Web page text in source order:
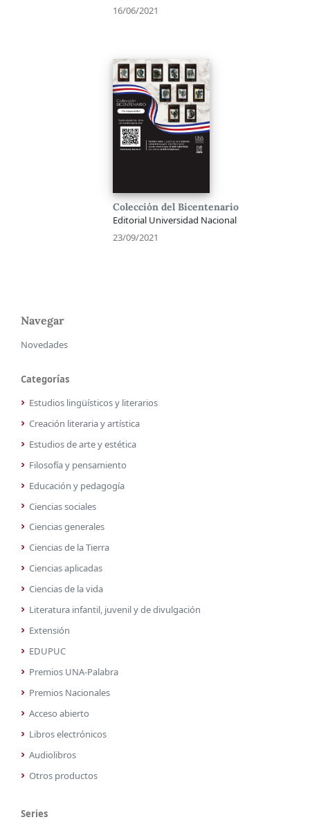
16/06/2021
Colección del Bicentenario
Editorial Universidad Nacional
23/09/2021
Navegar
Novedades
Categorías
Estudios lingüísticos y literarios
Creación literaria y artística
Estudios de arte y estética
Filosofía y pensamiento
Educación y pedagogía
Ciencias sociales
Ciencias generales
Ciencias de la Tierra
Ciencias aplicadas
Ciencias de la vida
Literatura infantil, juvenil y de divulgación
Extensión
EDUPUC
Premios UNA-Palabra
Premios Nacionales
Acceso abierto
Libros electrónicos
Audiolibros
Otros productos
Series